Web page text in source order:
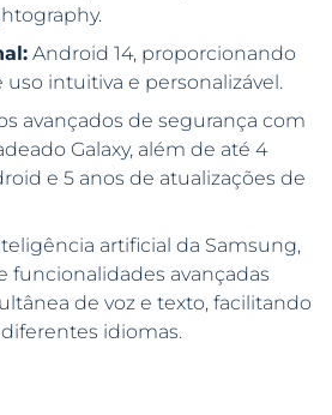
Android 14, proporcionando
intuitiva e personalizável.
avançados de segurança com
Galaxy, além de até 4
e 5 anos de atualizações de
artificial da Samsung,
funcionalidades avançadas
de voz e texto, facilitando
idiomas.